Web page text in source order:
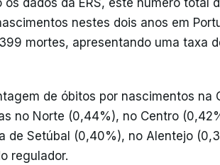
os dados da ERS, este número total
nestes dois anos em
mortes, apresentando uma taxa
de óbitos por nascimentos na
no Norte (0,44%), no Centro
de Setúbal (0,40%), no Alentejo
regulador.